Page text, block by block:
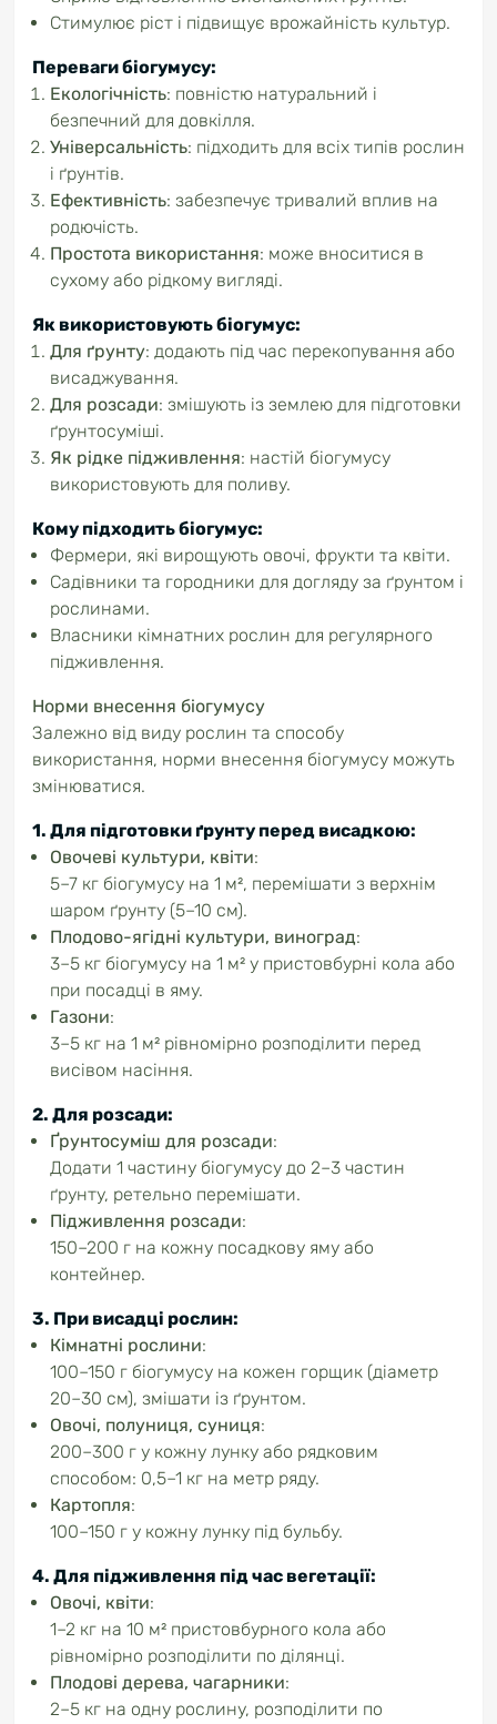
Стимулює ріст і підвищує врожайність культур.
Переваги біогумусу:
Екологічність: повністю натуральний і
безпечний для довкілля.
Універсальність: підходить для всіх типів рослин
і ґрунтів.
Ефективність: забезпечує тривалий вплив на
родючість.
Простота використання: може вноситися в
сухому або рідкому вигляді.
Як використовують біогумус:
Для ґрунту: додають під час перекопування або
висаджування.
Для розсади: змішують із землею для підготовки
ґрунтосуміші.
Як рідке підживлення: настій біогумусу
використовують для поливу.
Кому підходить біогумус:
Фермери, які вирощують овочі, фрукти та квіти.
Садівники та городники для догляду за ґрунтом і
рослинами.
Власники кімнатних рослин для регулярного
підживлення.
Норми внесення біогумусу
Залежно від виду рослин та способу
використання, норми внесення біогумусу можуть
змінюватися.
1. Для підготовки ґрунту перед висадкою:
Овочеві культури, квіти:
5–7 кг біогумусу на 1 м², перемішати з верхнім
шаром ґрунту (5–10 см).
Плодово-ягідні культури, виноград:
3–5 кг біогумусу на 1 м² у пристовбурні кола або
при посадці в яму.
Газони:
3–5 кг на 1 м² рівномірно розподілити перед
висівом насіння.
2. Для розсади:
Ґрунтосуміш для розсади:
Додати 1 частину біогумусу до 2–3 частин
ґрунту, ретельно перемішати.
Підживлення розсади:
150–200 г на кожну посадкову яму або
контейнер.
3. При висадці рослин:
Кімнатні рослини:
100–150 г біогумусу на кожен горщик (діаметр
20–30 см), змішати із ґрунтом.
Овочі, полуниця, суниця:
200–300 г у кожну лунку або рядковим
способом: 0,5–1 кг на метр ряду.
Картопля:
100–150 г у кожну лунку під бульбу.
4. Для підживлення під час вегетації:
Овочі, квіти:
1–2 кг на 10 м² пристовбурного кола або
рівномірно розподілити по ділянці.
Плодові дерева, чагарники:
2–5 кг на одну рослину, розподілити по